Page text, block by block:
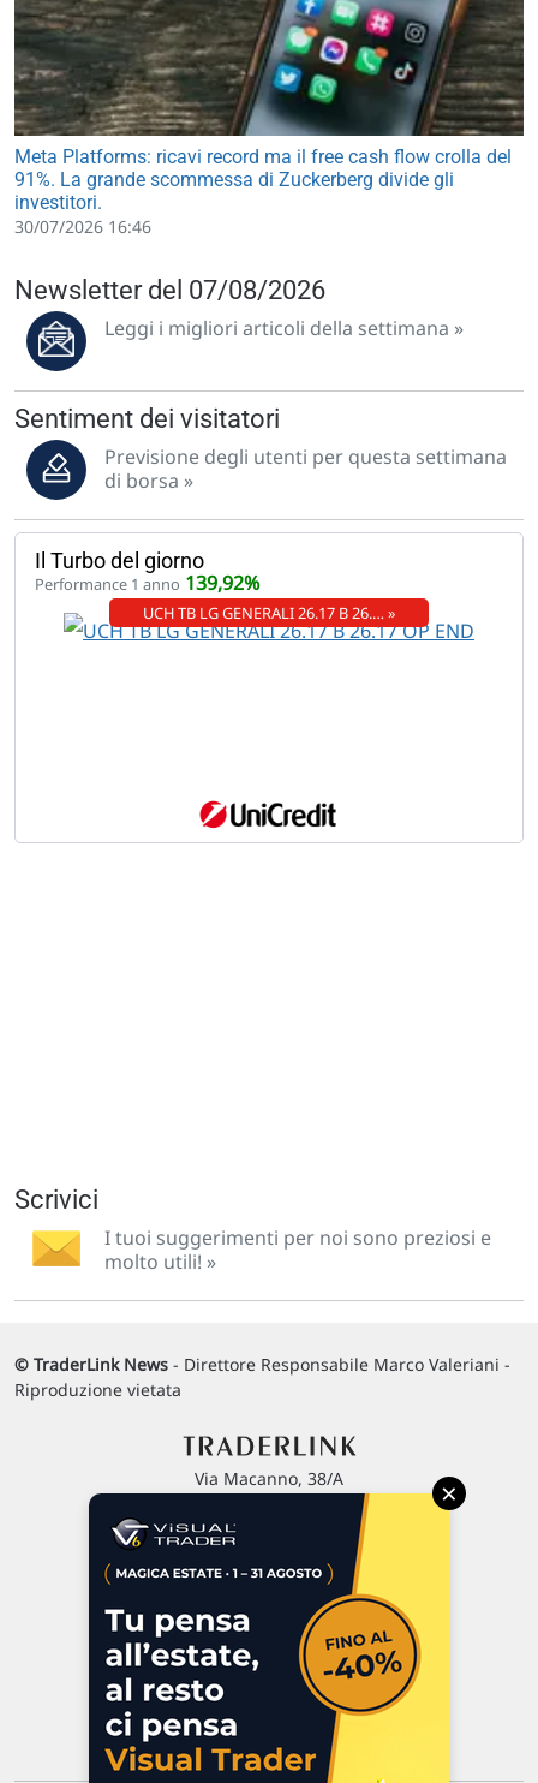
Meta Platforms: ricavi record ma il free cash flow crolla del
91%. La grande scommessa di Zuckerberg divide gli
investitori.
30/07/2026 16:46
Newsletter del 07/08/2026
Leggi i migliori articoli della settimana »
Sentiment dei visitatori
Previsione degli utenti per questa settimana
di borsa »
Il Turbo del giorno
Performance 1 anno 139,92%
UCH TB LG GENERALI 26.17 B 26.… »
Scrivici
I tuoi suggerimenti per noi sono preziosi e
molto utili! »
© TraderLink News - Direttore Responsabile Marco Valeriani -
Riproduzione vietata
Via Macanno, 38/A
P.IVA 02 452 460 401
Commenti e segnalazioni
Contattaci
×